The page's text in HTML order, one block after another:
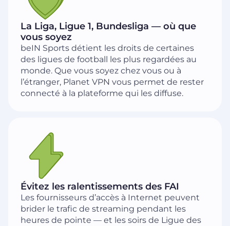
La Liga, Ligue 1, Bundesliga — où que
vous soyez
beIN Sports détient les droits de certaines
des ligues de football les plus regardées au
monde. Que vous soyez chez vous ou à
l’étranger, Planet VPN vous permet de rester
connecté à la plateforme qui les diffuse.
Évitez les ralentissements des FAI
Les fournisseurs d’accès à Internet peuvent
brider le trafic de streaming pendant les
heures de pointe — et les soirs de Ligue des